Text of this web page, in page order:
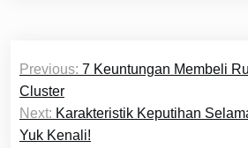
Navigasi
pos
Previous: 7 Keuntungan Membeli
Cluster
Next: Karakteristik Keputihan
Yuk Kenali!